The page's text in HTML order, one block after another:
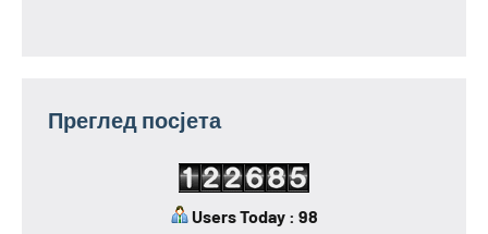
Преглед посјета
Users Today : 98